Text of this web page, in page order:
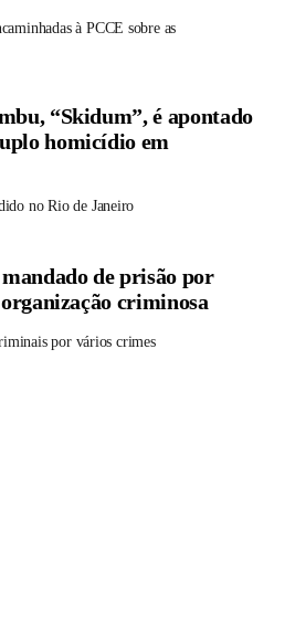
à PCCE sobre as
“Skidum”, é apontado
homicídio em
no Rio de Janeiro
de prisão por
criminosa
por vários crimes